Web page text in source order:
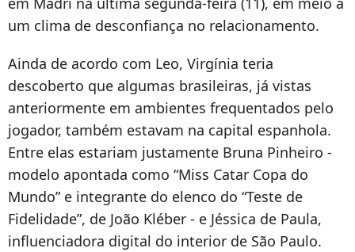
um clima de desconfiança no relacionamento.
Ainda de acordo com Leo, Virgínia teria
descoberto que algumas brasileiras, já vistas
anteriormente em ambientes frequentados pelo
jogador, também estavam na capital espanhola.
Entre elas estariam justamente Bruna Pinheiro -
modelo apontada como “Miss Catar Copa do
Mundo” e integrante do elenco do “Teste de
Fidelidade”, de João Kléber - e Jéssica de Paula,
influenciadora digital do interior de São Paulo.